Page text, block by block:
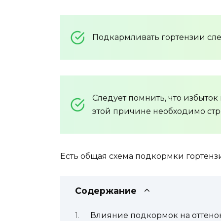
Подкармливать гортензии
Следует помнить, что
этой причине необходимо
Есть общая схема подкормки
Содержание
Влияние подкормок на